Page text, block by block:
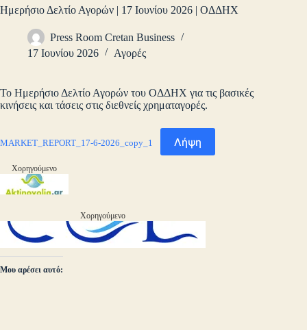
Ημερήσιο Δελτίο Αγορών | 17 Ιουνίου 2026 | ΟΔΔΗΧ
Press Room Cretan Business
17 Ιουνίου 2026
Αγορές
Το Ημερήσιο Δελτίο Αγορών του ΟΔΔΗΧ για τις βασικές
κινήσεις και τάσεις στις διεθνείς χρηματαγορές.
MARKET_REPORT_17-6-2026_copy_1 Λήψη
Χορηγούμενο
Χορηγούμενο
Μου αρέσει αυτό: